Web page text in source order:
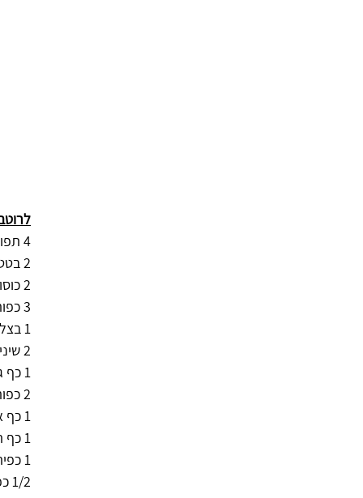
4 תפוחי אדמה קלופים וחתוכים לקוביות
2 בטטות קלופות חצויות
2 כוסות אפונה טרייה או משקית "סנפרוסט"
3 כפות שמן זית
1 בצל גדול קצוץ
2 שיני שום כתושות
1 כף גדושה של פפריקה בשמן
2 כפות רסק עגבניות של Mutti
1 כף אבקת מרק עוף או ציר עוף של קנור
1 כף תבלין גריל עוף
1 כפית כמון
1/2 כפית  קינמון